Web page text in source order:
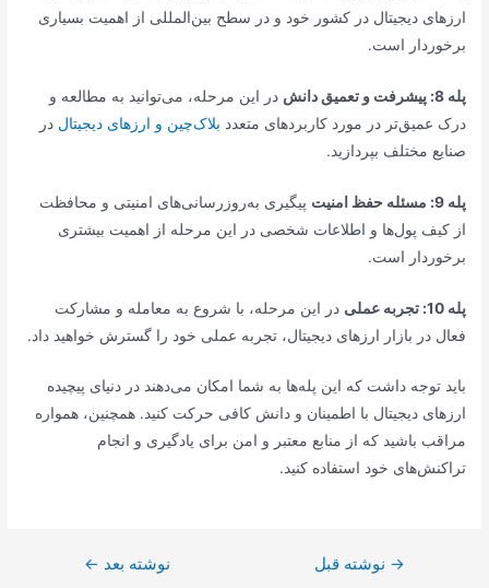
ارزهای دیجیتال در کشور خود و در سطح بین‌المللی از اهمیت بسیاری
برخوردار است.
پله 8: پیشرفت و تعمیق دانش
در این مرحله، می‌توانید به مطالعه و
درک عمیق‌تر در مورد کاربردهای متعدد بلاک‌چین و ارزهای دیجیتال در
صنایع مختلف بپردازید.
پله 9: مسئله حفظ امنیت
پیگیری به‌روزرسانی‌های امنیتی و محافظت
از کیف پول‌ها و اطلاعات شخصی در این مرحله از اهمیت بیشتری
برخوردار است.
پله 10: تجربه عملی
در این مرحله، با شروع به معامله و مشارکت
فعال در بازار ارزهای دیجیتال، تجربه عملی خود را گسترش خواهید داد.
باید توجه داشت که این پله‌ها به شما امکان می‌دهند در دنیای پیچیده
ارزهای دیجیتال با اطمینان و دانش کافی حرکت کنید. همچنین، همواره
مراقب باشید که از منابع معتبر و امن برای یادگیری و انجام
تراکنش‌های خود استفاده کنید.
راهبری
→ نوشته قبل نوشته بعد ←